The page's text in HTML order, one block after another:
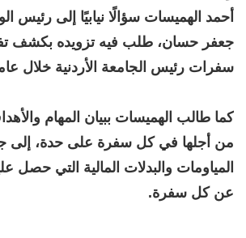
أحمد الهميسات سؤالًا نيابيًا إلى رئيس
جعفر حسان، طلب فيه تزويده بكشف
سفرات رئيس الجامعة الأردنية خلال عامي 2025
كما طالب الهميسات ببيان المهام
من أجلها في كل سفرة على حدة، إلى
المياومات والبدلات المالية التي حصل
عن كل سفرة.